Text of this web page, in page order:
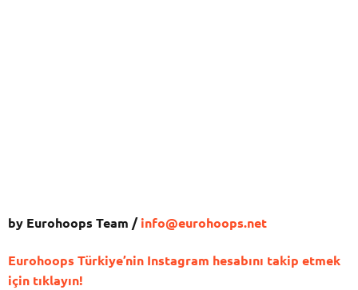
by Eurohoops Team /info@eurohoops.net
Eurohoops Türkiye’nin Instagram hesabını takip etmek
için tıklayın!